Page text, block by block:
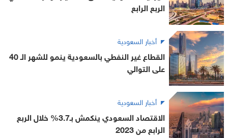
الربع الرابع
أخبار السعودية
القطاع غير النفطي بالسعودية ينمو للشهر الـ 40
على التوالي
أخبار السعودية
الاقتصاد السعودي ينكمش بـ3.7% خلال الربع
الرابع من 2023